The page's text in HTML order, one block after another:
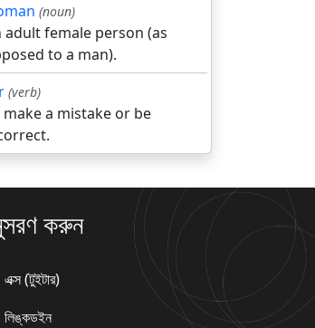
(noun)
adult female person (as
to a man).
(verb)
make a mistake or be
করুন
এক্স (টুইটার)
লিঙ্কডইন